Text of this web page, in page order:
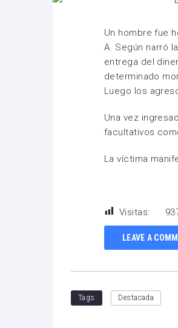
Un hombre fue
A. Según narró
entrega del
determinado
Luego los
Una vez
facultativos
La víctima
Visitas:
LEAVE A
Tags Destacada